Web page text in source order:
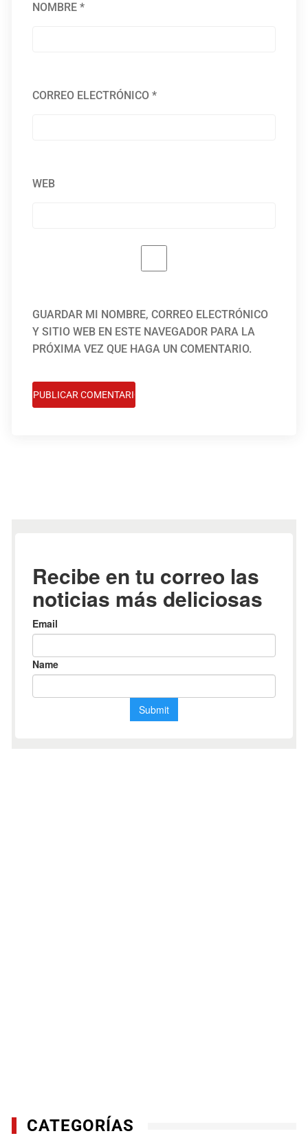
NOMBRE*
CORREO ELECTRÓNICO*
WEB
GUARDAR MI NOMBRE, CORREO ELECTRÓNICO
Y SITIO WEB EN ESTE NAVEGADOR PARA LA
PRÓXIMA VEZ QUE HAGA UN COMENTARIO.
CATEGORÍAS